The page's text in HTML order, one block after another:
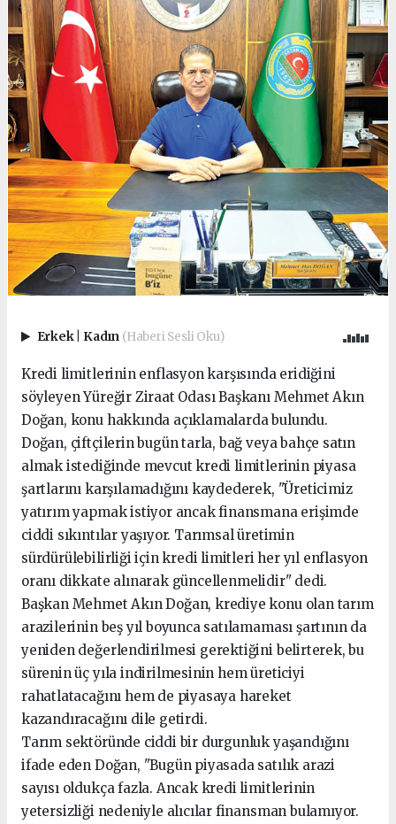
Erkek Kadın (Haberi Sesli Oku)
Kredi limitlerinin enflasyon karşısında eridiğini
söyleyen Yüreğir Ziraat Odası Başkanı Mehmet Akın
Doğan, konu hakkında açıklamalarda bulundu.
Doğan, çiftçilerin bugün tarla, bağ veya bahçe satın
almak istediğinde mevcut kredi limitlerinin piyasa
şartlarını karşılamadığını kaydederek, "Üreticimiz
yatırım yapmak istiyor ancak finansmana erişimde
ciddi sıkıntılar yaşıyor. Tarımsal üretimin
sürdürülebilirliği için kredi limitleri her yıl enflasyon
oranı dikkate alınarak güncellenmelidir" dedi.
Başkan Mehmet Akın Doğan, krediye konu olan tarım
arazilerinin beş yıl boyunca satılamaması şartının da
yeniden değerlendirilmesi gerektiğini belirterek, bu
sürenin üç yıla indirilmesinin hem üreticiyi
rahatlatacağını hem de piyasaya hareket
kazandıracağını dile getirdi.
Tarım sektöründe ciddi bir durgunluk yaşandığını
ifade eden Doğan, "Bugün piyasada satılık arazi
sayısı oldukça fazla. Ancak kredi limitlerinin
yetersizliği nedeniyle alıcılar finansman bulamıyor.